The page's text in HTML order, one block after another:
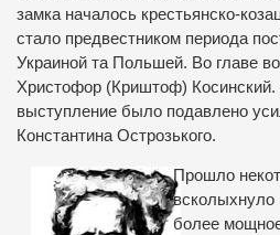
замка началось крестьянско-
стало предвестником периода
Украиной та Польшей. Во главе
Христофор (Криштоф)
выступление было подавлено
Константина Острозького.
Прошло
всколыхнуло
более